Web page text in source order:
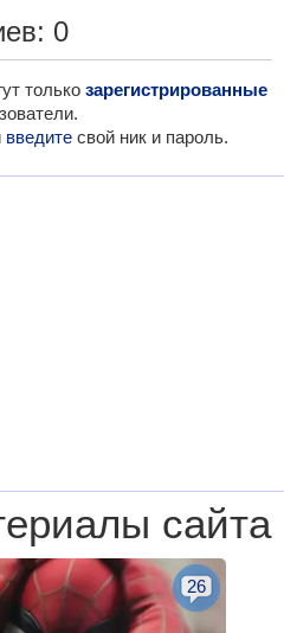
0
только зарегистрированные
введитесвой ник и пароль.
сайта
26